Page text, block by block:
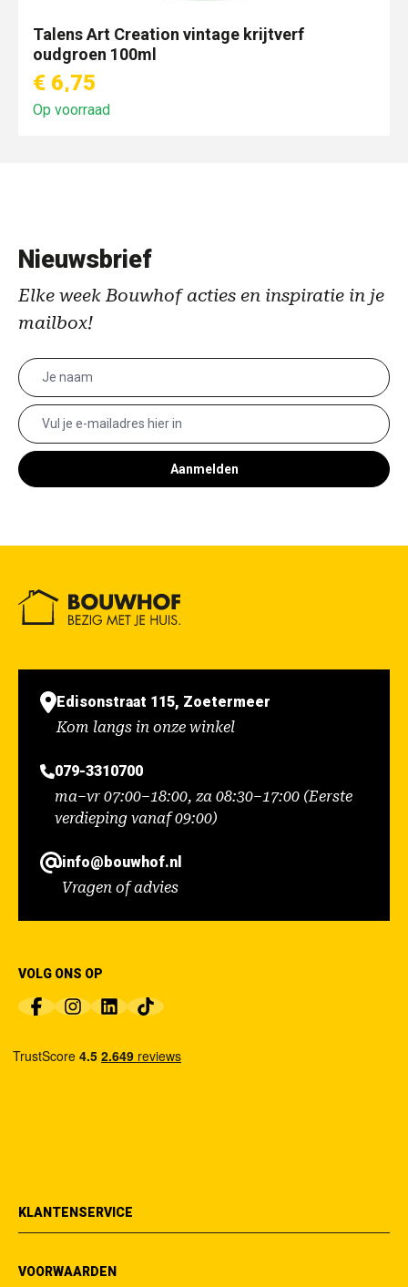
Talens Art Creation vintage krijtverf
oudgroen 100ml
€ 6,75
Op voorraad
Nieuwsbrief
Elke week Bouwhof acties en inspiratie in je
mailbox!
Aanmelden
Edisonstraat 115, Zoetermeer
Kom langs in onze winkel
079-3310700
ma–vr 07:00–18:00, za 08:30–17:00 (Eerste
verdieping vanaf 09:00)
info@bouwhof.nl
Vragen of advies
VOLG ONS OP
KLANTENSERVICE
VOORWAARDEN